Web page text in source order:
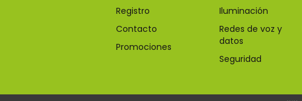
Registro
Contacto
Promociones
Iluminación
Redes de voz y
datos
Seguridad